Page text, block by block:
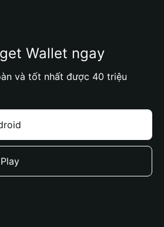
Wallet ngay
và tốt nhất được 40 triệu